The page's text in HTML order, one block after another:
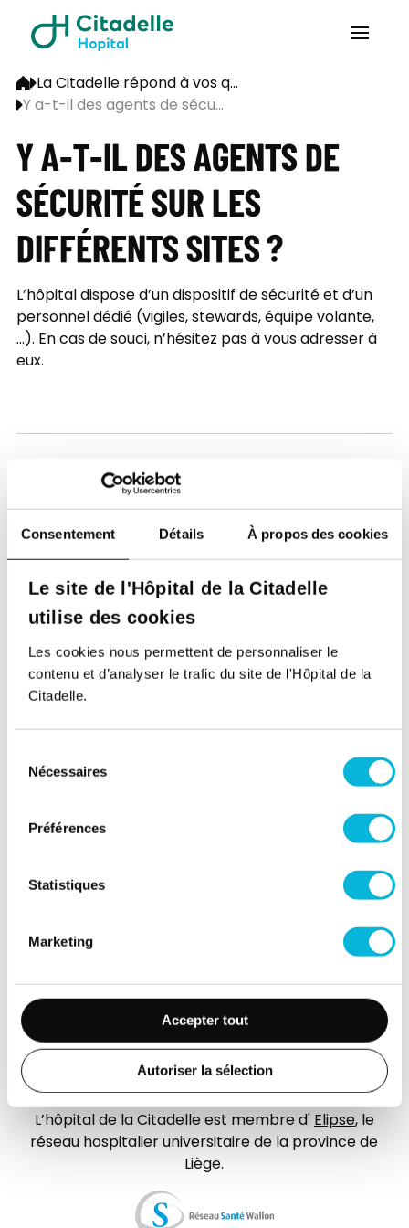
Consentement Détails À propos des cookies
Le site de l'Hôpital de la Citadelle
utilise des cookies
Les cookies nous permettent de personnaliser le
contenu et d’analyser le trafic du site de l'Hôpital de la
Citadelle.
Nécessaires
Préférences
Statistiques
Marketing
Accepter tout
Autoriser la sélection
La Citadelle répond à vos q...
Y a-t-il des agents de sécu...
Y A-T-IL DES AGENTS DE
SÉCURITÉ SUR LES
DIFFÉRENTS SITES ?
L’hôpital dispose d’un dispositif de sécurité et d’un
personnel dédié (vigiles, stewards, équipe volante,
…). En cas de souci, n’hésitez pas à vous adresser à
eux.
Soutenez notre Fondation
Votre don à la Fondation permet de
directement le bien-être des patients et
leurs proches.
Espace Patient
Accès collaborateurs et médecins Citadelle
(Extranet)
Actualités
Contact
Presse
FAQ
L’hôpital de la Citadelle est membre d'Elipse, le
réseau hospitalier universitaire de la province de
Liège.